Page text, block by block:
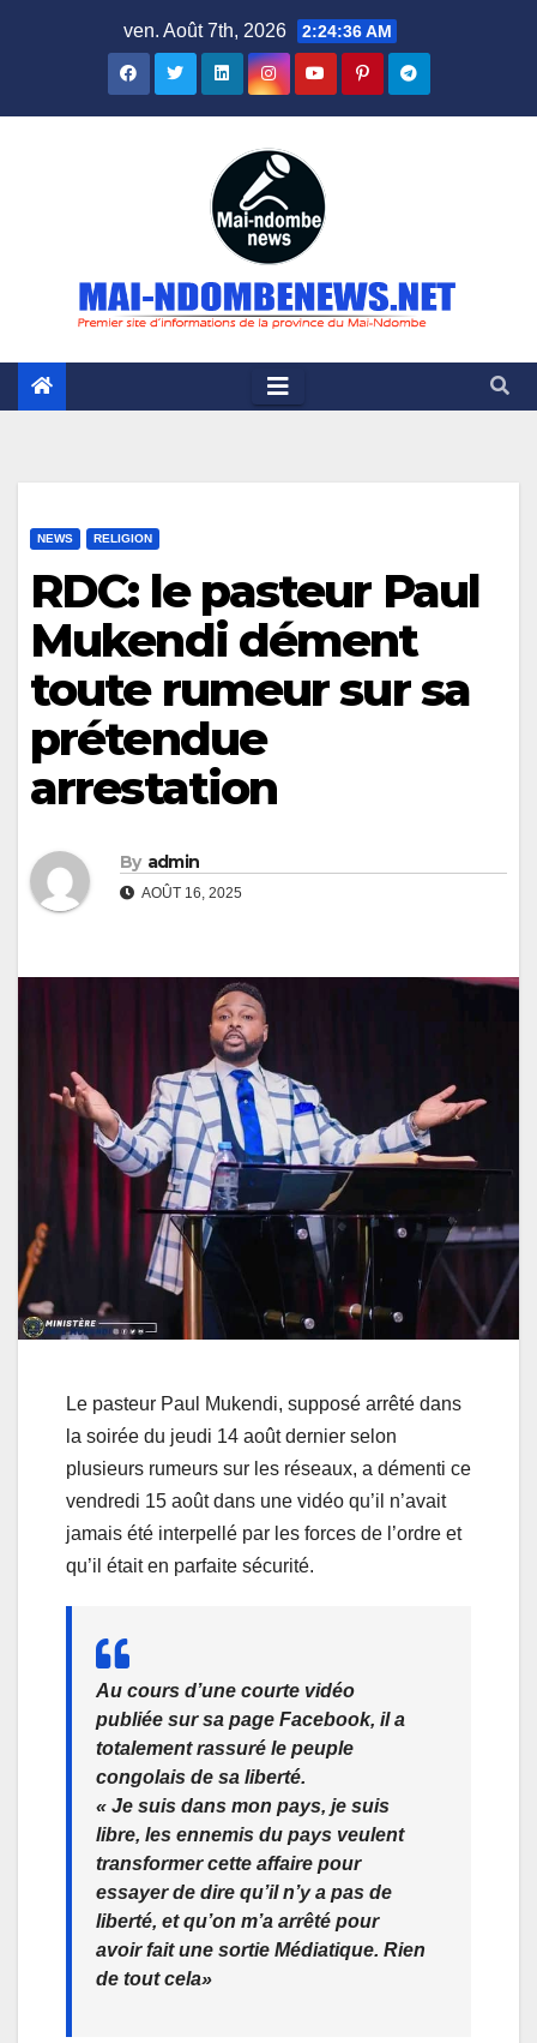
ven. Août 7th, 2026 2:24:37 AM
NEWS RELIGION
RDC: le pasteur Paul
Mukendi dément
toute rumeur sur sa
prétendue
arrestation
By admin
AOÛT 16, 2025
Le pasteur Paul Mukendi, supposé arrêté dans
la soirée du jeudi 14 août dernier selon
plusieurs rumeurs sur les réseaux, a démenti ce
vendredi 15 août dans une vidéo qu’il n’avait
jamais été interpellé par les forces de l’ordre et
qu’il était en parfaite sécurité.
Au cours d’une courte vidéo
publiée sur sa page Facebook, il a
totalement rassuré le peuple
congolais de sa liberté.
« Je suis dans mon pays, je suis
libre, les ennemis du pays veulent
transformer cette affaire pour
essayer de dire qu’il n’y a pas de
liberté, et qu’on m’a arrêté pour
avoir fait une sortie Médiatique. Rien
de tout cela»